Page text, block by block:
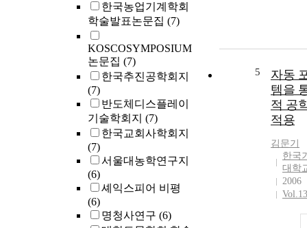
한국농업기계학회
학술발표논문집 (7)
KOSCOSYMPOSIUM
논문집 (7)
한국추진공학회지
(7)
반도체디스플레이
기술학회지 (7)
한국교회사학회지
(7)
서울대농학연구지
(6)
셰익스피어 비평
(6)
명청사연구 (6)
5
자동
템을
적 공
적용
김문기
한국
대학
2006